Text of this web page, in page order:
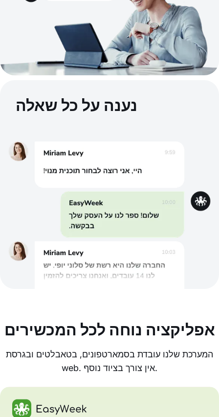
נענה על כל שאלה
אפליקציה נוחה לכל המכשירים
המערכת שלנו עובדת בסמארטפונים, בטאבלטים ובגרסת
web. אין צורך בציוד נוסף.